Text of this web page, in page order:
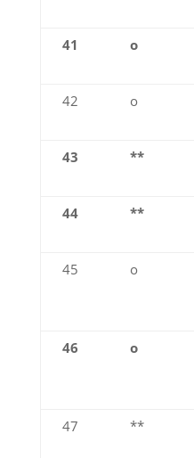
41
o
42
o
43
**
44
**
45
o
46
o
47
**